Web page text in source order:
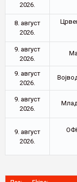
2026.
8. август
2026.
9. август
2026.
9. август
2026.
9. август
2026.
9. август
2026.